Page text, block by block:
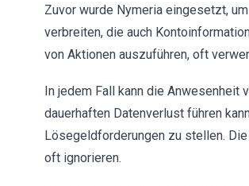
Zuvor wurde Nymeria eingesetzt,
verbreiten, die auch
von Aktionen auszuführen, oft
In jedem Fall kann die Anwesenheit
dauerhaften Datenverlust führen
Lösegeldforderungen zu stellen.
oft ignorieren.